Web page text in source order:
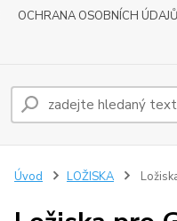
OCHRANA OSOBNÍCH ÚDAJŮ
Úvod LOŽISKA